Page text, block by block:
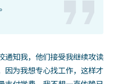
通知我，他们接受我继续攻读
因为我想专心找工作，这样才